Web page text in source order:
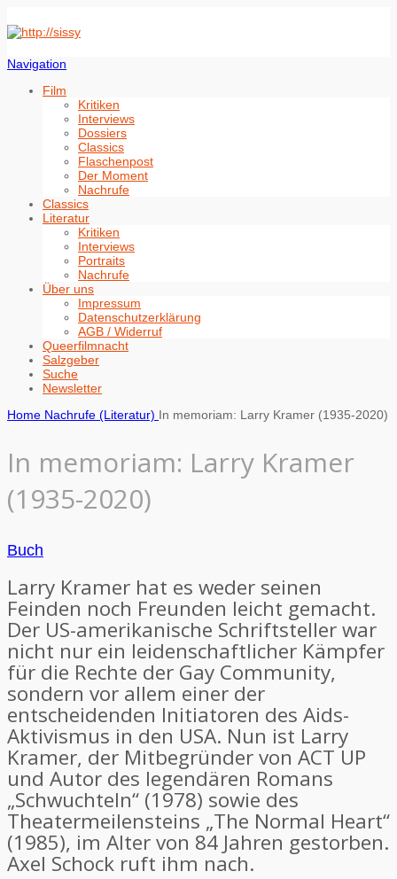
Navigation
Film
Kritiken
Interviews
Dossiers
Classics
Flaschenpost
Der Moment
Nachrufe
Classics
Literatur
Kritiken
Interviews
Portraits
Nachrufe
Über uns
Impressum
Datenschutzerklärung
AGB / Widerruf
Queerfilmnacht
Salzgeber
Suche
Newsletter
Home Nachrufe (Literatur) In memoriam: Larry Kramer (1935-2020)
In memoriam: Larry Kramer
(1935-2020)
Buch
Larry Kramer hat es weder seinen
Feinden noch Freunden leicht gemacht.
Der US-amerikanische Schriftsteller war
nicht nur ein leidenschaftlicher Kämpfer
für die Rechte der Gay Community,
sondern vor allem einer der
entscheidenden Initiatoren des Aids-
Aktivismus in den USA. Nun ist Larry
Kramer, der Mitbegründer von ACT UP
und Autor des legendären Romans
„Schwuchteln“ (1978) sowie des
Theatermeilensteins „The Normal Heart“
(1985), im Alter von 84 Jahren gestorben.
Axel Schock ruft ihm nach.